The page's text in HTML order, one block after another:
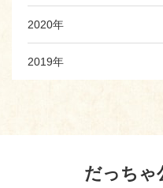
2020年
2019年
だっちゃ